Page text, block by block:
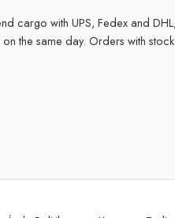
cargo with UPS, Fedex and
the same day. Orders with